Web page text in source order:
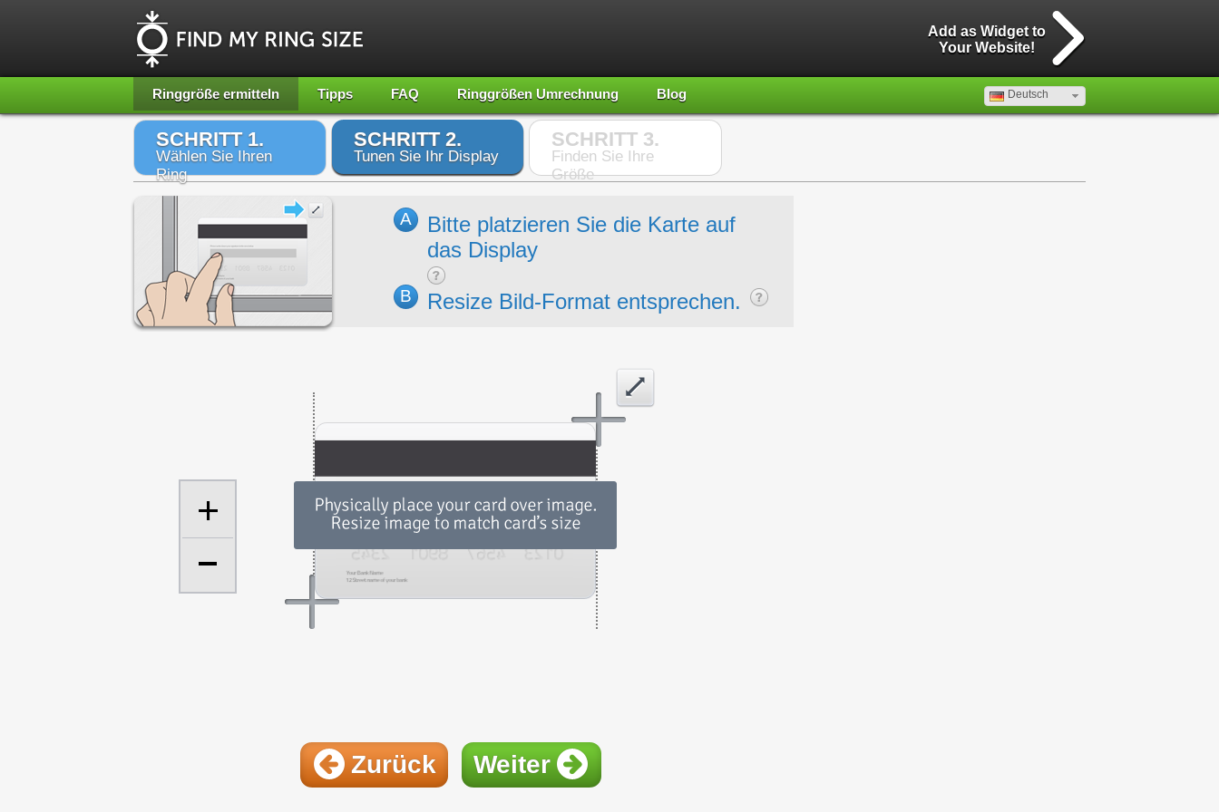
Add as Widget to
Your Website!
Ringgröße ermitteln Tipps FAQ Ringgrößen Umrechnung Blog Deutsch
SCHRITT 1.
Wählen Sie Ihren
Ring
SCHRITT 2.
Tunen Sie Ihr Display
SCHRITT 3.
Finden Sie Ihre
Größe
A
Bitte platzieren Sie die Karte auf
das Display
B Resize Bild-Format entsprechen.
+
Zurück Weiter